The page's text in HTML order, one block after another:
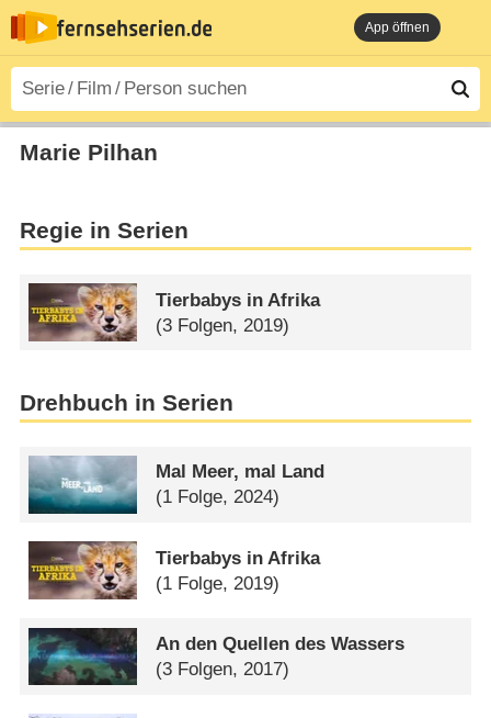
App öffnen
Marie Pilhan
Regie in Serien
Tierbabys in Afrika
(3 Folgen, 2019)
Drehbuch in Serien
Mal Meer, mal Land
(1 Folge, 2024)
Tierbabys in Afrika
(1 Folge, 2019)
An den Quellen des Wassers
(3 Folgen, 2017)